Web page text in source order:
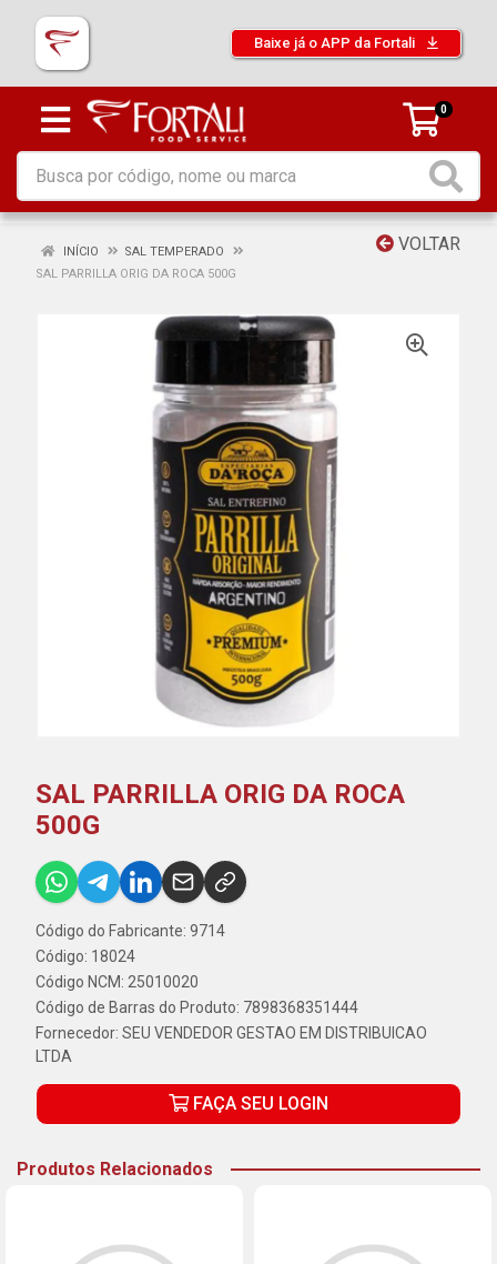
Baixe já o APP da Fortali
0
VOLTAR
INÍCIO
SAL TEMPERADO
SAL PARRILLA ORIG DA ROCA 500G
SAL PARRILLA ORIG DA ROCA
500G
Código do Fabricante: 9714
Código: 18024
Código NCM: 25010020
Código de Barras do Produto: 7898368351444
Fornecedor: SEU VENDEDOR GESTAO EM DISTRIBUICAO
LTDA
FAÇA SEU LOGIN
Produtos Relacionados